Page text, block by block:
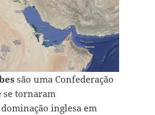
são uma Confederação
se tornaram
inglesa em